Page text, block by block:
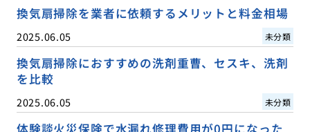
換気扇掃除を業者に依頼するメリットと料金相場
2025.06.05 未分類
換気扇掃除におすすめの洗剤重曹、セスキ、洗剤
を比較
2025.06.05 未分類
体験談火災保険で水漏れ修理費用が0円になった